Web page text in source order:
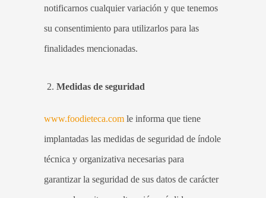
notificarnos cualquier variación y que tenemos
su consentimiento para utilizarlos para las
finalidades mencionadas.
Medidas de seguridad
www.foodieteca.com le informa que tiene
implantadas las medidas de seguridad de índole
técnica y organizativa necesarias para
garantizar la seguridad de sus datos de carácter